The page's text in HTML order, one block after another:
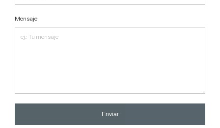
Mensaje
Enviar